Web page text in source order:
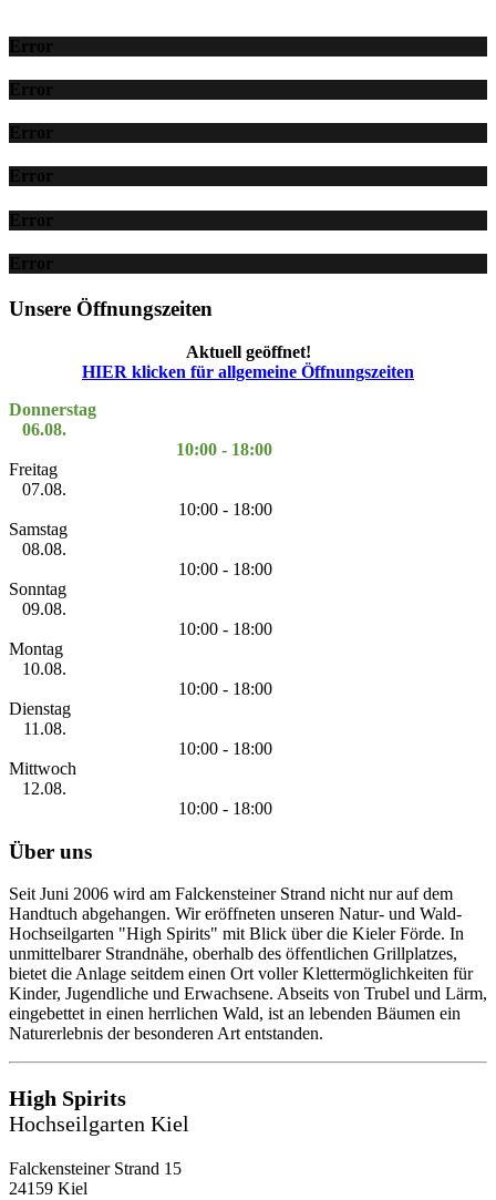
Error
Error
Error
Error
Error
Error
Unsere Öffnungszeiten
Aktuell geöffnet!
HIER klicken für allgemeine Öffnungszeiten
Donnerstag
06.08.
10:00 - 18:00
Freitag
07.08.
10:00 - 18:00
Samstag
08.08.
10:00 - 18:00
Sonntag
09.08.
10:00 - 18:00
Montag
10.08.
10:00 - 18:00
Dienstag
11.08.
10:00 - 18:00
Mittwoch
12.08.
10:00 - 18:00
Über uns
Seit Juni 2006 wird am Falckensteiner Strand nicht nur auf dem
Handtuch abgehangen. Wir eröffneten unseren Natur- und Wald-
Hochseilgarten "High Spirits" mit Blick über die Kieler Förde. In
unmittelbarer Strandnähe, oberhalb des öffentlichen Grillplatzes,
bietet die Anlage seitdem einen Ort voller Klettermöglichkeiten für
Kinder, Jugendliche und Erwachsene. Abseits von Trubel und Lärm,
eingebettet in einen herrlichen Wald, ist an lebenden Bäumen ein
Naturerlebnis der besonderen Art entstanden.
High Spirits
Hochseilgarten Kiel
Falckensteiner Strand 15
24159 Kiel